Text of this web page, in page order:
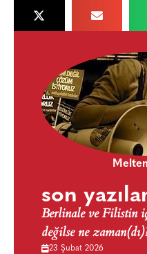
son
Berlinale ve Filistin
değilse ne
23 Şubat 2026